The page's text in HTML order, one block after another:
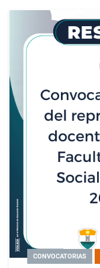
CONVOCATORIAS